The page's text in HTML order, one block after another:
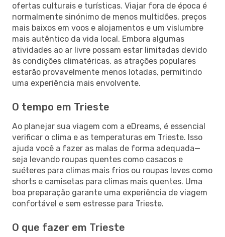
ofertas culturais e turísticas. Viajar fora de época é
normalmente sinónimo de menos multidões, preços
mais baixos em voos e alojamentos e um vislumbre
mais autêntico da vida local. Embora algumas
atividades ao ar livre possam estar limitadas devido
às condições climatéricas, as atrações populares
estarão provavelmente menos lotadas, permitindo
uma experiência mais envolvente.
O tempo em Trieste
Ao planejar sua viagem com a eDreams, é essencial
verificar o clima e as temperaturas em Trieste. Isso
ajuda você a fazer as malas de forma adequada—
seja levando roupas quentes como casacos e
suéteres para climas mais frios ou roupas leves como
shorts e camisetas para climas mais quentes. Uma
boa preparação garante uma experiência de viagem
confortável e sem estresse para Trieste.
O que fazer em Trieste